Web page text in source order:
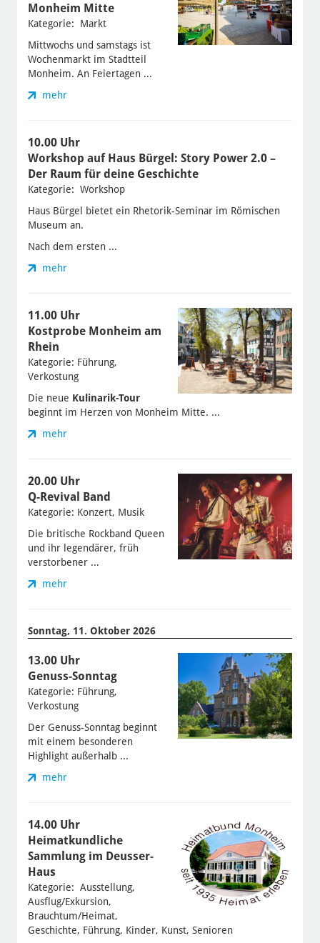
Monheim Mitte
Kategorie: Markt
Mittwochs und samstags ist
Wochenmarkt im Stadtteil
Monheim. An Feiertagen ...
mehr
10.00 Uhr
Workshop auf Haus Bürgel: Story Power 2.0 –
Der Raum für deine Geschichte
Kategorie: Workshop
Haus Bürgel bietet ein Rhetorik-Seminar im Römischen
Museum an.
Nach dem ersten ...
mehr
11.00 Uhr
Kostprobe Monheim am
Rhein
Kategorie: Führung,
Verkostung
Die neue Kulinarik-Tour
beginnt im Herzen von Monheim Mitte. ...
mehr
20.00 Uhr
Q-Revival Band
Kategorie: Konzert, Musik
Die britische Rockband Queen
und ihr legendärer, früh
verstorbener ...
mehr
Sonntag, 11. Oktober 2026
13.00 Uhr
Genuss-Sonntag
Kategorie: Führung,
Verkostung
Der Genuss-Sonntag beginnt
mit einem besonderen
Highlight außerhalb ...
mehr
14.00 Uhr
Heimatkundliche
Sammlung im Deusser-
Haus
Kategorie: Ausstellung,
Ausflug/Exkursion,
Brauchtum/Heimat,
Geschichte, Führung, Kinder, Kunst, Senioren